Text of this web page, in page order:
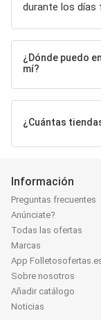
durante los días
¿Dónde puedo
mí?
¿Cuántas
Información
Preguntas frecuentes
Anúnciate?
Todas las ofertas
Marcas
App
Sobre nosotros
Añadir catálogo
Noticias